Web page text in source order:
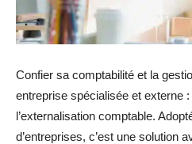
Confier sa comptabilité et la
entreprise spécialisée et externe :
l’externalisation comptable.
d’entreprises, c’est une solution